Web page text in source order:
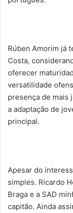
Rúben Amorim já
Costa,
oferecer
versatilidade
presença de mais
a adaptação de
principal.
Apesar do
simples. Ricardo
Braga e a SAD
capitão. Ainda